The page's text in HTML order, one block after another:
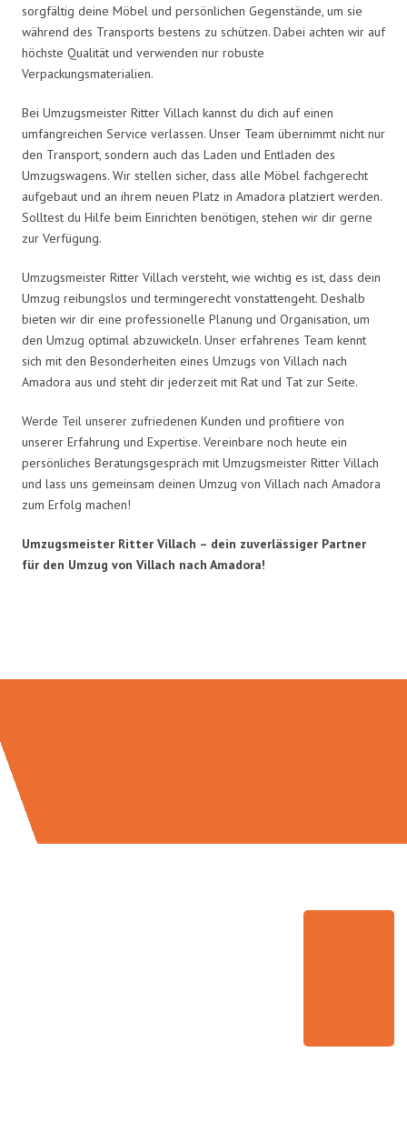
sorgfältig deine Möbel und persönlichen Gegenstände, um sie
während des Transports bestens zu schützen. Dabei achten wir auf
höchste Qualität und verwenden nur robuste
Verpackungsmaterialien.
Bei Umzugsmeister Ritter Villach kannst du dich auf einen
umfangreichen Service verlassen. Unser Team übernimmt nicht nur
den Transport, sondern auch das Laden und Entladen des
Umzugswagens. Wir stellen sicher, dass alle Möbel fachgerecht
aufgebaut und an ihrem neuen Platz in Amadora platziert werden.
Solltest du Hilfe beim Einrichten benötigen, stehen wir dir gerne
zur Verfügung.
Umzugsmeister Ritter Villach versteht, wie wichtig es ist, dass dein
Umzug reibungslos und termingerecht vonstattengeht. Deshalb
bieten wir dir eine professionelle Planung und Organisation, um
den Umzug optimal abzuwickeln. Unser erfahrenes Team kennt
sich mit den Besonderheiten eines Umzugs von Villach nach
Amadora aus und steht dir jederzeit mit Rat und Tat zur Seite.
Werde Teil unserer zufriedenen Kunden und profitiere von
unserer Erfahrung und Expertise. Vereinbare noch heute ein
persönliches Beratungsgespräch mit Umzugsmeister Ritter Villach
und lass uns gemeinsam deinen Umzug von Villach nach Amadora
zum Erfolg machen!
Umzugsmeister Ritter Villach – dein zuverlässiger Partner
für den Umzug von Villach nach Amadora!